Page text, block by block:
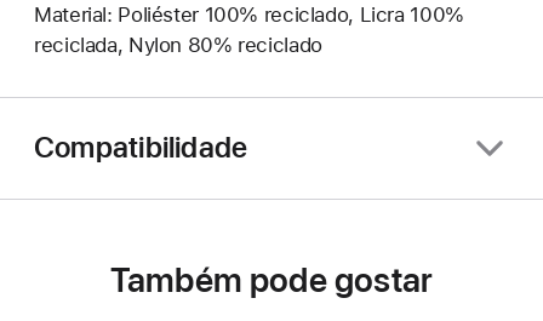
Material: Poliéster 100% reciclado, Licra 100%
reciclada, Nylon 80% reciclado
Compatibilidade
Também pode gostar